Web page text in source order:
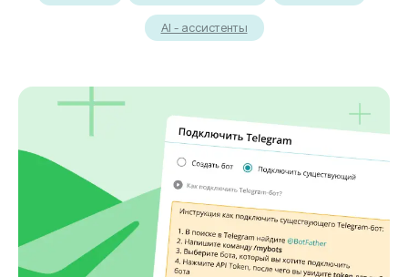
АI - ассистенты